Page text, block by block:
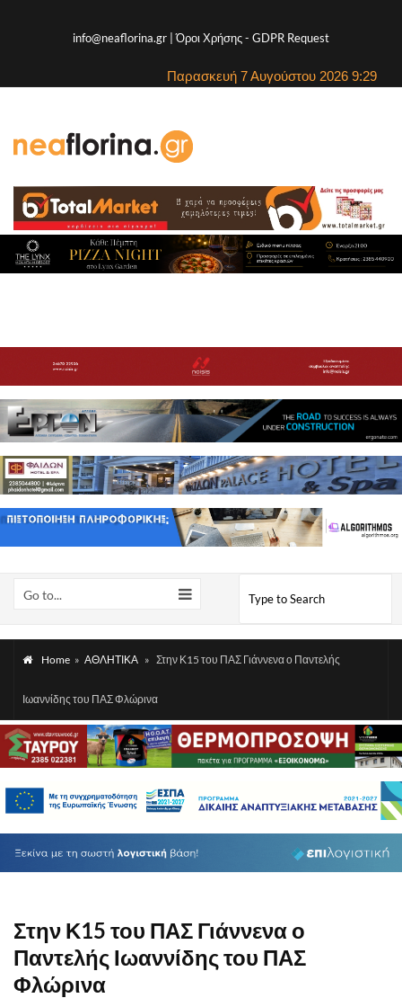
info@neaflorina.gr |Όροι Χρήσης- GDPR Request
Παρασκευή 7 Αυγούστου 2026 9:29
Go to...
Home » ΑΘΛΗΤΙΚΑ » Στην Κ15 του ΠΑΣ Γιάννενα ο Παντελής
Ιωαννίδης του ΠΑΣ Φλώρινα
Στην Κ15 του ΠΑΣ Γιάννενα ο
Παντελής Ιωαννίδης του ΠΑΣ
Φλώρινα